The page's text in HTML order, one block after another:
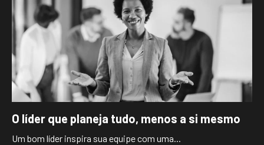
O líder que planeja tudo, menos a si mesmo
Um bom líder inspira sua equipe com uma...